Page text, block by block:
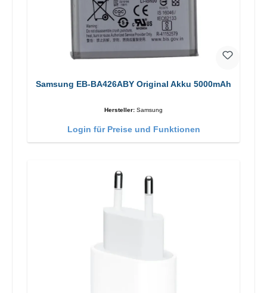
Samsung EB-BA426ABY Original Akku 5000mAh
Hersteller: Samsung
Login für Preise und Funktionen